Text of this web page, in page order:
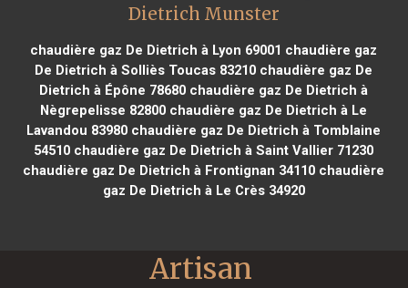
Dietrich Munster
chaudière gaz De Dietrich à Lyon 69001 chaudière gaz
De Dietrich à Solliès Toucas 83210 chaudière gaz De
Dietrich à Épône 78680 chaudière gaz De Dietrich à
Nègrepelisse 82800 chaudière gaz De Dietrich à Le
Lavandou 83980 chaudière gaz De Dietrich à Tomblaine
54510 chaudière gaz De Dietrich à Saint Vallier 71230
chaudière gaz De Dietrich à Frontignan 34110 chaudière
gaz De Dietrich à Le Crès 34920
Artisan